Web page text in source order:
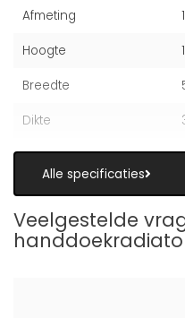
Afmeting
Hoogte
Breedte
Dikte
Alle specificaties
Veelgestelde